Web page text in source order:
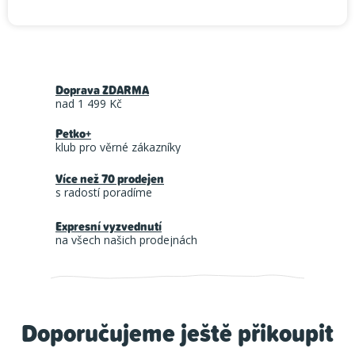
Doporučujeme ještě přikoupit
Doprava ZDARMA
nad 1 499 Kč
Petko+
klub pro věrné zákazníky
Více než 70 prodejen
s radostí poradíme
Expresní vyzvednutí
na všech našich prodejnách